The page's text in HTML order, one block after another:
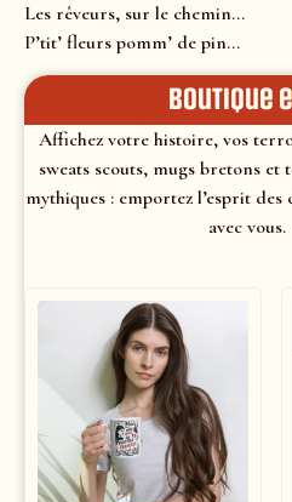
Les rêveurs, sur le chemin…
P’tit’ fleurs pomm’ de pin…
Boutique
Affichez votre histoire, vos
sweats scouts, mugs bretons et
mythiques : emportez l’esprit
avec vous.